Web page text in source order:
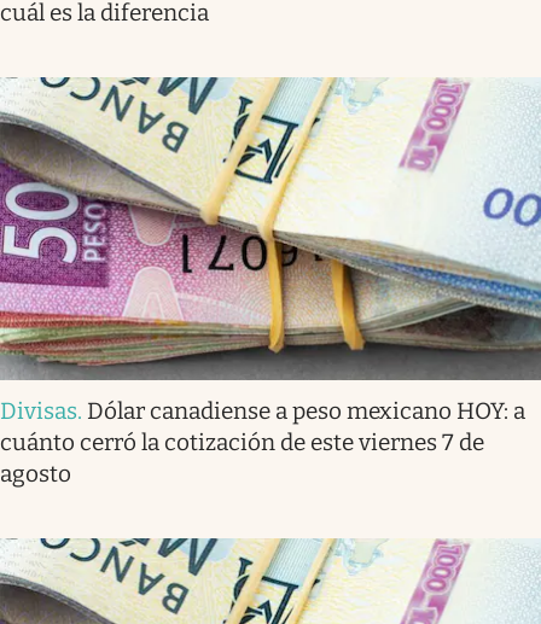
cuál es la diferencia
Divisas. Dólar canadiense a peso mexicano HOY: a
cuánto cerró la cotización de este viernes 7 de
agosto